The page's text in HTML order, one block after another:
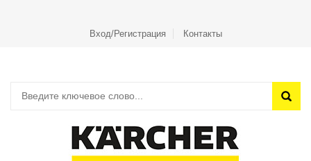
Вход/Регистрация Контакты